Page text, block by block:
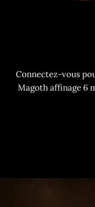
Connectez-vous
Magoth affinage 6